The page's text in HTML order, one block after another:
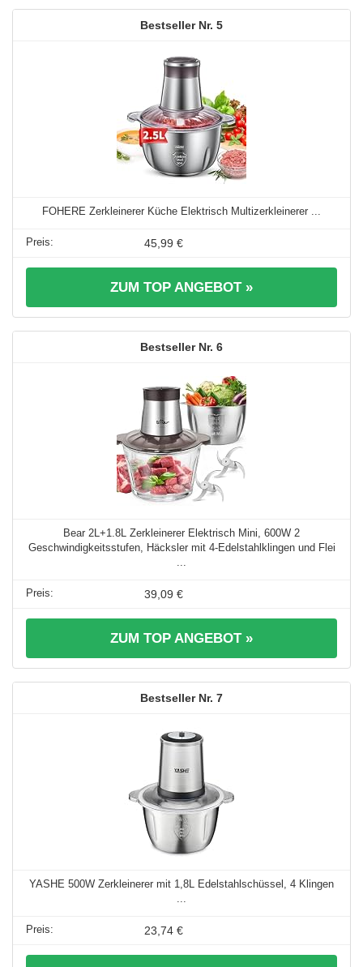
5
FOHERE Zerkleinerer Küche Elektrisch Multizerkleinerer ...
45,99 €
ZUM TOP ANGEBOT »
6
Bear 2L+1.8L Zerkleinerer Elektrisch Mini, 600W 2
Geschwindigkeitsstufen, Häcksler mit 4-Edelstahlklingen und Flei
39,09 €
ZUM TOP ANGEBOT »
7
YASHE 500W Zerkleinerer mit 1,8L Edelstahlschüssel, 4 Klingen
23,74 €